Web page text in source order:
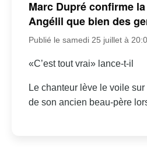
Marc Dupré confirme
Angélil que bien des
Publié le samedi 25 juillet à
«C’est tout vrai» lance-t-il
Le chanteur lève le voile
de son ancien beau-père